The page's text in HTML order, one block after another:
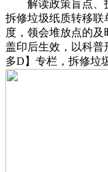
解读政策盲点、拆
拆修垃圾纸质转移联
度，领会堆放点的
盖印后生效，以科普
多D】专栏，拆修垃